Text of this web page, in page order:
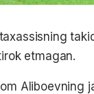
etmagan.
Aliboevning